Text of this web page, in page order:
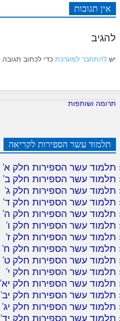
אין תגובות
להגיב
יש להתחבר למערכת כדי לכתוב תגובה.
תרומה ושותפות
תלמוד עשר הספירות לקריאה
תלמוד עשר הספירות חלק א'
תלמוד עשר הספירות חלק ב'
תלמוד עשר הספירות חלק ג'
תלמוד עשר הספירות חלק ד'
תלמוד עשר הספירות חלק ה'
תלמוד עשר הספירות חלק ו'
תלמוד עשר הספירות חלק ז'
תלמוד עשר הספירות חלק ח'
תלמוד עשר הספירות חלק ט'
תלמוד עשר הספירות חלק י'
תלמוד עשר הספירות חלק יא'
תלמוד עשר הספירות חלק יב'
תלמוד עשר הספירות חלק יג'
תלמוד עשר הספירות חלק יד'